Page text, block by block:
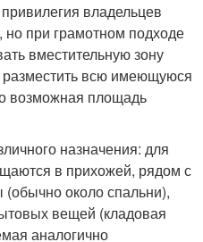
владельцев
при грамотном подходе
вместительную зону
разместить всю имеющуюся
возможная площадь
назначения: для
в прихожей, рядом с
около спальни),
вещей (кладовая
аналогично